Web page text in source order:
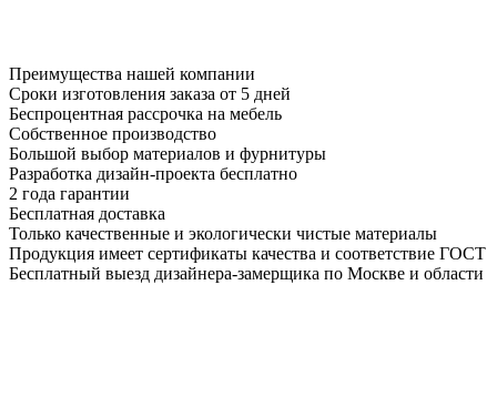
Преимущества нашей компании
Сроки изготовления заказа от 5 дней
Беспроцентная рассрочка на мебель
Собственное производство
Большой выбор материалов и фурнитуры
Разработка дизайн-проекта бесплатно
2 года гарантии
Бесплатная доставка
Только качественные и экологически чистые материалы
Продукция имеет сертификаты качества и соответствие ГОСТ
Бесплатный выезд дизайнера-замерщика по Москве и области